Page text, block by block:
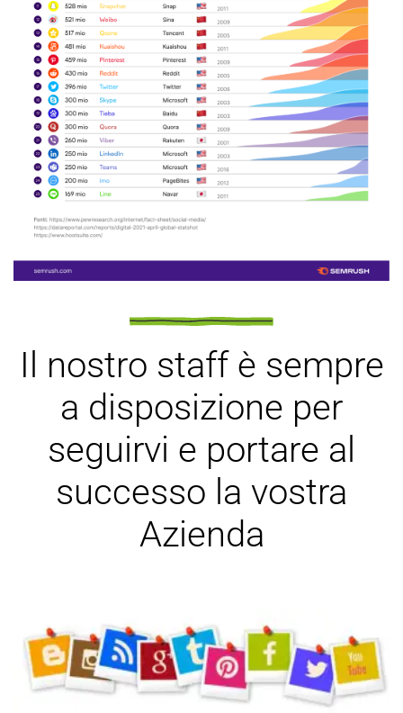
Il nostro staff è sempre
a disposizione per
seguirvi e portare al
successo la vostra
Azienda